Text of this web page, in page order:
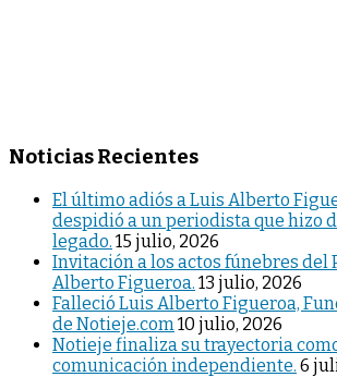
Noticias Recientes
El último adiós a Luis Alberto
despidió a un periodista que hizo
legado. 15 julio, 2026
Invitación a los actos fúnebres del
Alberto Figueroa. 13 julio, 2026
Falleció Luis Alberto Figueroa,
de Notieje.com 10 julio, 2026
Notieje finaliza su trayectoria
comunicación independiente. 6